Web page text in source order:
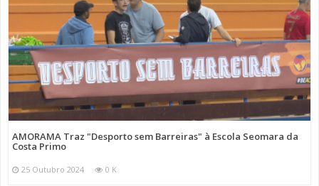
AMORAMA Traz "Desporto sem Barreiras" à Escola Seomara da
Costa Primo
25 Outubro 2024 0 K